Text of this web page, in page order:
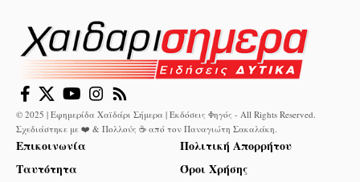
© 2025 | Εφημερίδα Χαϊδάρι Σήμερα | Εκδόσεις Φηγός - All Rights Reserved.
Σχεδιάστηκε με ❤️ & Πολλούς ☕ από τον Παναγιώτη Σακαλάκη
Επικοινωνία
Ταυτότητα
Πολιτική Απορρήτου
Όροι Χρήσης